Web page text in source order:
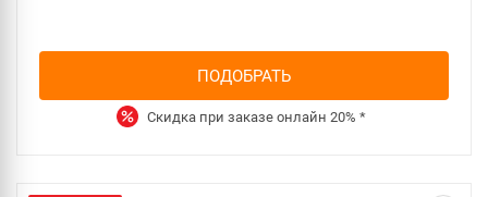
ПОДОБРАТЬ
Скидка при заказе онлайн 20% *